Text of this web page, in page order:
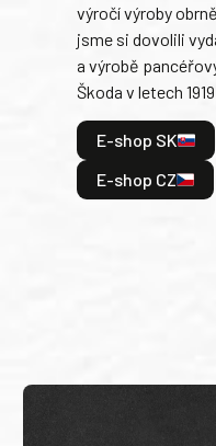
výročí výroby
jsme si dovolili
a výrobě
Škoda v letech 1919
E-shop SK
E-shop CZ